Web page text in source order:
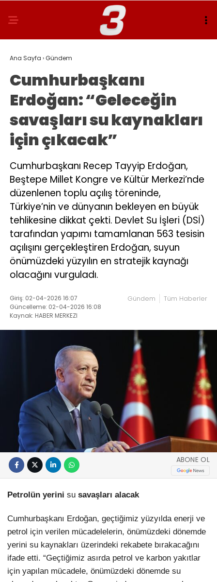
Ana Sayfa ›Gündem
Cumhurbaşkanı
Erdoğan: “Geleceğin
savaşları su kaynakları
için çıkacak”
Cumhurbaşkanı Recep Tayyip Erdoğan,
Beştepe Millet Kongre ve Kültür Merkezi’nde
düzenlenen toplu açılış töreninde,
Türkiye’nin ve dünyanın bekleyen en büyük
tehlikesine dikkat çekti. Devlet Su İşleri (DSİ)
tarafından yapımı tamamlanan 563 tesisin
açılışını gerçekleştiren Erdoğan, suyun
önümüzdeki yüzyılın en stratejik kaynağı
olacağını vurguladı.
Giriş: 02-04-2026 16:07
Güncelleme: 02-04-2026 16:08
Kaynak: HABER MERKEZI
Gündem Tüm Haberler
ABONE OL
Petrolün yerini su savaşları alacak
Cumhurbaşkanı Erdoğan, geçtiğimiz yüzyılda enerji ve
petrol için verilen mücadelelerin, önümüzdeki dönemde
yerini su kaynakları üzerindeki rekabete bırakacağını
ifade etti. “Geçtiğimiz asırda petrol ve karbon yakıtlar
için yapılan mücadele, önümüzdeki dönemde su